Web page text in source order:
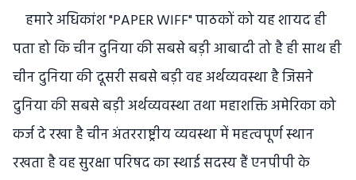
हमारे अधिकांश "PAPER WIFF" पाठकों को यह शायद ही
पता हो कि चीन दुनिया की सबसे बड़ी आबादी तो है ही साथ ही
चीन दुनिया की दूसरी सबसे बड़ी वह अर्थव्यवस्था है जिसने
दुनिया की सबसे बड़ी अर्थव्यवस्था तथा महाशक्ति अमेरिका को
कर्ज दे रखा है चीन अंतरराष्ट्रीय व्यवस्था में महत्वपूर्ण स्थान
रखता है वह सुरक्षा परिषद का स्थाई सदस्य हैं एनपीपी के